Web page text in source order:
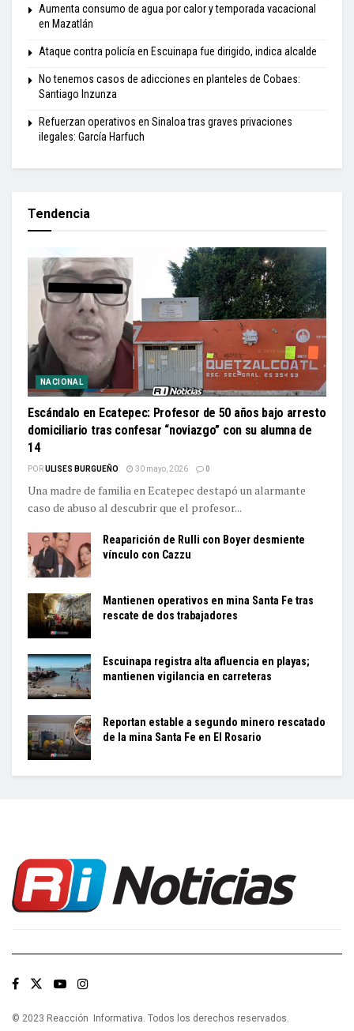
Aumenta consumo de agua por calor y temporada vacacional
en Mazatlán
Ataque contra policía en Escuinapa fue dirigido, indica alcalde
No tenemos casos de adicciones en planteles de Cobaes:
Santiago Inzunza
Refuerzan operativos en Sinaloa tras graves privaciones
ilegales: García Harfuch
Tendencia
NACIONAL
Escándalo en Ecatepec: Profesor de 50 años bajo arresto
domiciliario tras confesar “noviazgo” con su alumna de
14
PORULISES BURGUEÑO 30 mayo, 2026 0
Una madre de familia en Ecatepec destapó un alarmante
caso de abuso al descubrir que el profesor...
Reaparición de Rulli con Boyer desmiente
vínculo con Cazzu
Mantienen operativos en mina Santa Fe tras
rescate de dos trabajadores
Escuinapa registra alta afluencia en playas;
mantienen vigilancia en carreteras
Reportan estable a segundo minero rescatado
de la mina Santa Fe en El Rosario
© 2023 Reacción Informativa. Todos los derechos reservados.